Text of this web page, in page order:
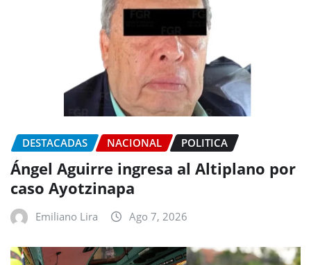
DESTACADAS NACIONAL POLITICA
Ángel Aguirre ingresa al Altiplano por
caso Ayotzinapa
Emiliano Lira Ago 7, 2026